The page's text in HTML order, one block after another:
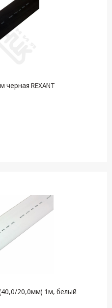
черная REXANT
(40,0/20,0мм) 1м, белый